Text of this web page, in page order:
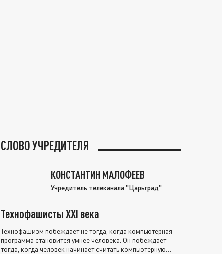
СЛОВО УЧРЕДИТЕЛЯ
КОНСТАНТИН МАЛОФЕЕВ
Учредитель телеканала "Царьград"
Технофашисты XXI века
Технофашизм побеждает не тогда, когда компьютерная
программа становится умнее человека. Он побеждает
тогда, когда человек начинает считать компьютерную